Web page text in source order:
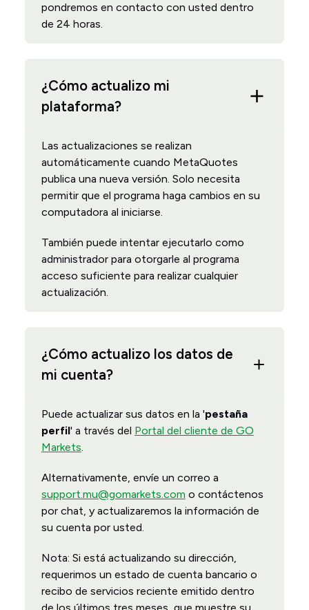
pondremos en contacto con usted dentro
de 24 horas.
¿Cómo actualizo mi
plataforma?
Las actualizaciones se realizan
automáticamente cuando MetaQuotes
publica una nueva versión. Solo necesita
permitir que el programa haga cambios en su
computadora al iniciarse.
También puede intentar ejecutarlo como
administrador para otorgarle al programa
acceso suficiente para realizar cualquier
actualización.
¿Cómo actualizo los datos de
mi cuenta?
Puede actualizar sus datos en la 'pestaña
perfil' a través del Portal del cliente de GO
Markets.
Alternativamente, envíe un correo a
support.mu@gomarkets.com o contáctenos
por chat, y actualizaremos la información de
su cuenta por usted.
Nota: Si está actualizando su dirección,
requerimos un estado de cuenta bancario o
recibo de servicios reciente emitido dentro